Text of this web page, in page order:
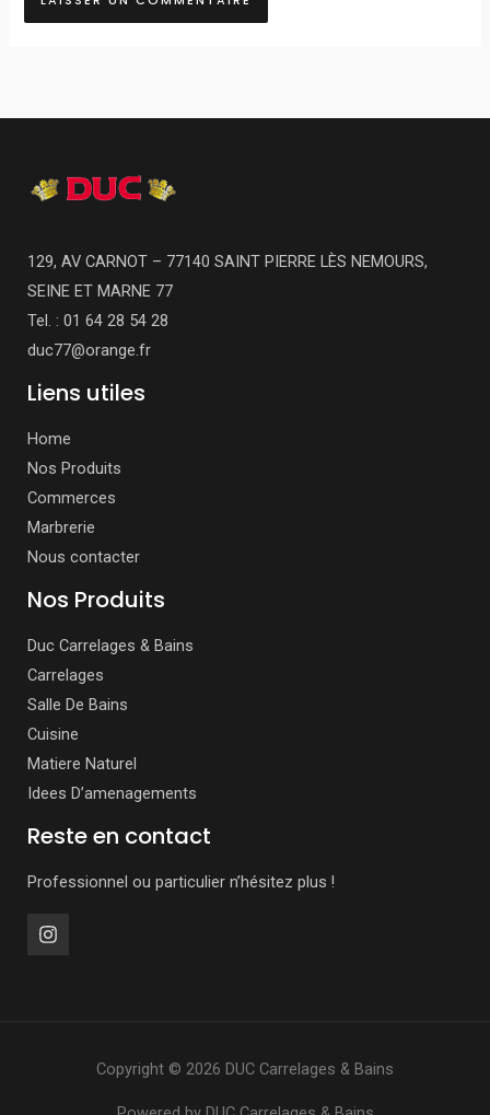
129, AV CARNOT – 77140 SAINT PIERRE LÈS NEMOURS,
SEINE ET MARNE 77
Tel. : 01 64 28 54 28
duc77@orange.fr
Liens utiles
Home
Nos Produits
Commerces
Marbrerie
Nous contacter
Nos Produits
Duc Carrelages & Bains
Carrelages
Salle De Bains
Cuisine
Matiere Naturel
Idees D’amenagements
Reste en contact
Professionnel ou particulier n’hésitez plus !
Copyright © 2026 DUC Carrelages & Bains